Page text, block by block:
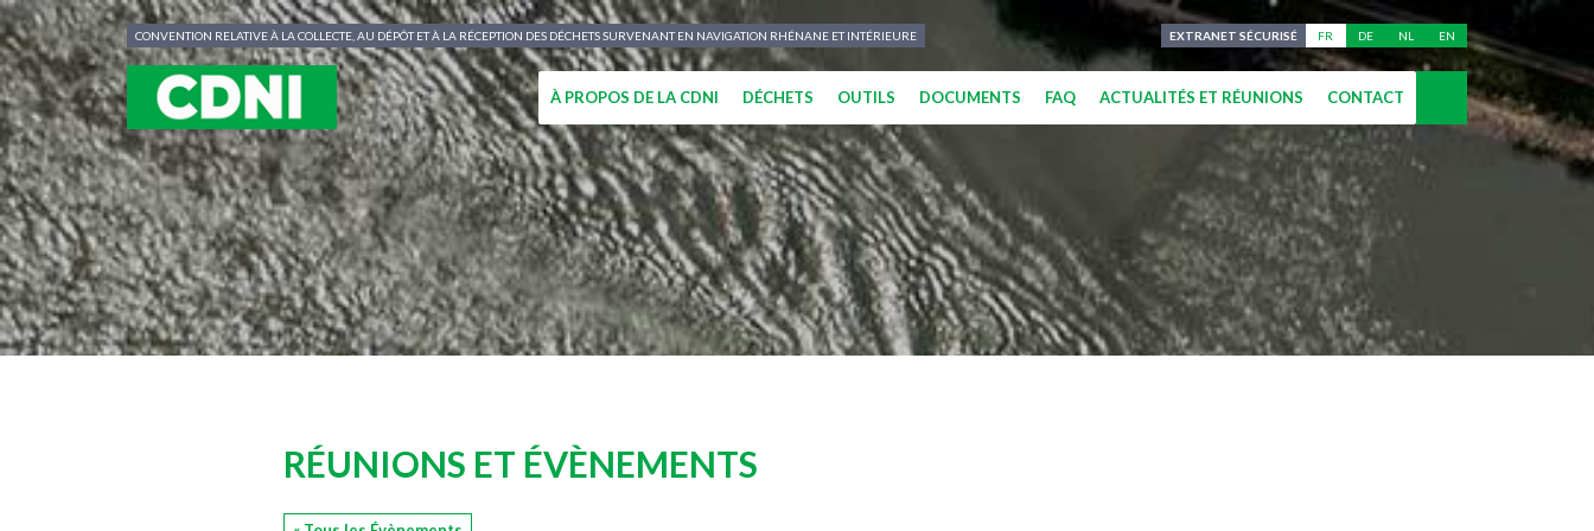
CONVENTION RELATIVE À LA COLLECTE, AU DÉPÔT ET À LA RÉCEPTION DES DÉCHETS SURVENANT EN NAVIGATION RHÉNANE ET INTÉRIEURE EXTRANET SÉCURISÉ FR DE NL EN
À PROPOS DE LA CDNI DÉCHETS OUTILS DOCUMENTS FAQ ACTUALITÉS ET RÉUNIONS CONTACT
RÉUNIONS ET ÉVÈNEMENTS
Panneau de gestion des cookies